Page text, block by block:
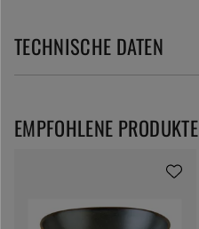
TECHNISCHE DATEN
EMPFOHLENE PRODUKTE